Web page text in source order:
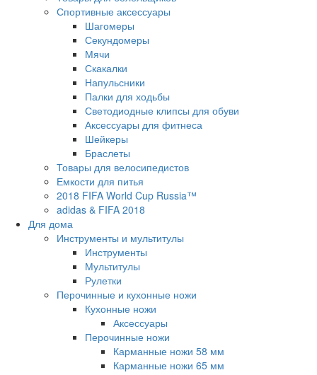
Спортивные аксессуары
Шагомеры
Секундомеры
Мячи
Скакалки
Напульсники
Палки для ходьбы
Светодиодные клипсы для обуви
Аксессуары для фитнеса
Шейкеры
Браслеты
Товары для велосипедистов
Емкости для питья
2018 FIFA World Cup Russia™
adidas & FIFA 2018
Для дома
Инструменты и мультитулы
Инструменты
Мультитулы
Рулетки
Перочинные и кухонные ножи
Кухонные ножи
Аксессуары
Перочинные ножи
Карманные ножи 58 мм
Карманные ножи 65 мм